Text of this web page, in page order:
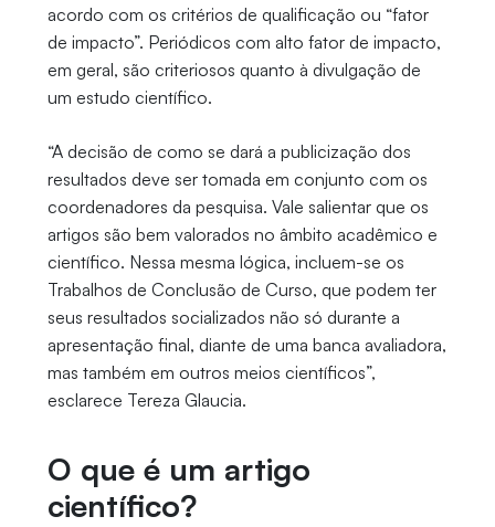
acordo com os critérios de qualificação ou “fator
de impacto”. Periódicos com alto fator de impacto,
em geral, são criteriosos quanto à divulgação de
um estudo científico.
“A decisão de como se dará a publicização dos
resultados deve ser tomada em conjunto com os
coordenadores da pesquisa. Vale salientar que os
artigos são bem valorados no âmbito acadêmico e
científico. Nessa mesma lógica, incluem-se os
Trabalhos de Conclusão de Curso, que podem ter
seus resultados socializados não só durante a
apresentação final, diante de uma banca avaliadora,
mas também em outros meios científicos”,
esclarece Tereza Glaucia.
O que é um artigo
científico?